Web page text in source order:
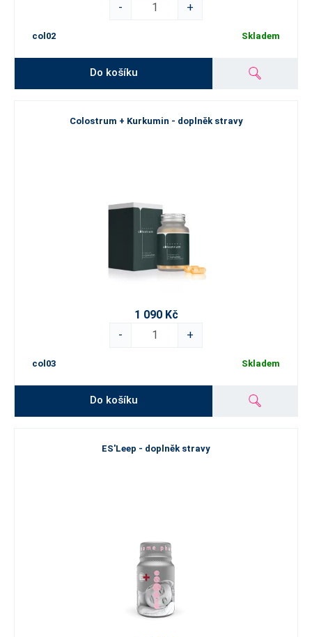
-
+
col02 Skladem
Do košíku
Colostrum + Kurkumin - doplněk stravy
1 090 Kč
-
+
col03 Skladem
Do košíku
ES'Leep - doplněk stravy